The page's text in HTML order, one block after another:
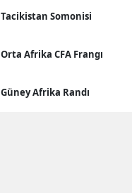
Tacikistan Somonisi
Orta Afrika CFA Frangı
Güney Afrika Randı